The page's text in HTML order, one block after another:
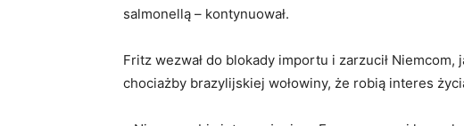
salmonellą – kontynuował.
Fritz wezwał do blokady importu i zarzucił
chociażby brazylijskiej wołowiny, że robią interes